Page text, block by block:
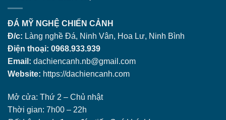
ĐÁ MỸ NGHỆ CHIẾN CẢNH
Đ/c: Làng nghề Đá, Ninh Vân, Hoa Lư, Ninh Bình
Điện thoại: 0968.933.939
Email: dachiencanh.nb@gmail.com
Website: https://dachiencanh.com
Mở cửa: Thứ 2 – Chủ nhật
Thời gian: 7h00 – 22h